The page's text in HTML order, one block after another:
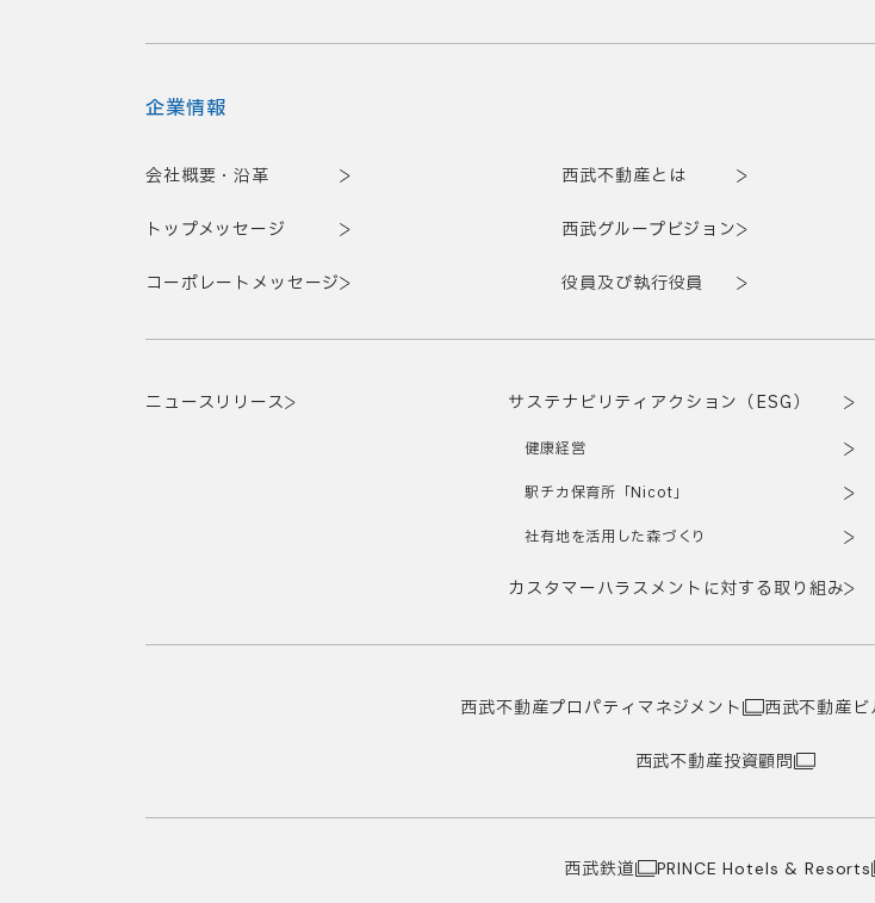
企業情報
会社概要・沿革
トップメッセージ
コーポレートメッセージ
西武不動産とは
西武グループビジョン
役員及び執行役員
ニュースリリース サステナビリティアクション（ESG）
健康経営
駅チカ保育所「Nicot」
社有地を活用した森づくり
カスタマーハラスメントに対する取り組み
西武不動産プロパティマネジメント 西武不動産ビ
西武不動産投資顧問
西武鉄道 PRINCE Hotels & Resorts